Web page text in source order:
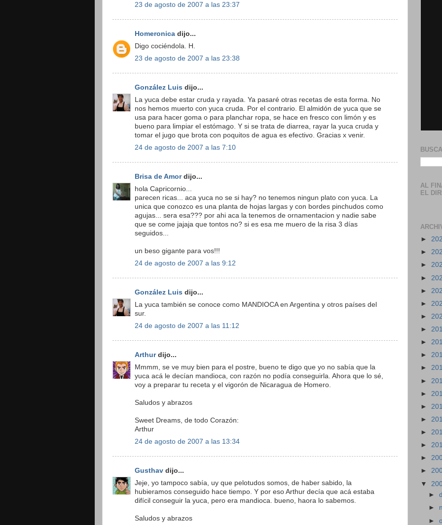
23 de agosto de 2007 a las 23:37
Homeronica dijo...
Digo cociéndola. H.
23 de agosto de 2007 a las 23:38
González Luis dijo...
La yuca debe estar cruda y rayada. Ya pasaré otras recetas de esta forma. No
nos hemos muerto con yuca cruda. Por el contrario. El almidón de yuca que se
usa para hacer goma o para planchar ropa, se hace en fresco con limón y es
bueno para limpiar el estómago. Y si se trata de diarrea, rayar la yuca cruda y
tomar el jugo que brota con poquitos de agua es efectivo. Gracias x venir.
24 de agosto de 2007 a las 7:10
Brisa de Amordijo...
hola Capricornio...
parecen ricas... aca yuca no se si hay? no tenemos ningun plato con yuca. La
unica que conozco es una planta de hojas largas y con bordes pinchudos como
agujas... sera esa??? por ahi aca la tenemos de ornamentacion y nadie sabe
que se come jajaja que tontos no? si es esa me muero de la risa 3 días
seguidos...
un beso gigante para vos!!!
24 de agosto de 2007 a las 9:12
González Luis dijo...
La yuca también se conoce como MANDIOCA en Argentina y otros países del
sur.
24 de agosto de 2007 a las 11:12
Arthurdijo...
Mmmm, se ve muy bien para el postre, bueno te digo que yo no sabía que la
yuca acá le decían mandioca, con razón no podía conseguirla. Ahora que lo sé,
voy a preparar tu receta y el vigorón de Nicaragua de Homero.
Saludos y abrazos
Sweet Dreams, de todo Corazón:
Arthur
24 de agosto de 2007 a las 13:34
Gusthav dijo...
Jeje, yo tampoco sabía, uy que pelotudos somos, de haber sabido, la
hubieramos conseguido hace tiempo. Y por eso Arthur decía que acá estaba
difícil conseguir la yuca, pero era mandioca. bueno, haora lo sabemos.
Saludos y abrazos
AL
EL
►
►
►
►
►
►
►
►
►
►
►
►
►
►
►
►
►
►
►
▼
►
►
►